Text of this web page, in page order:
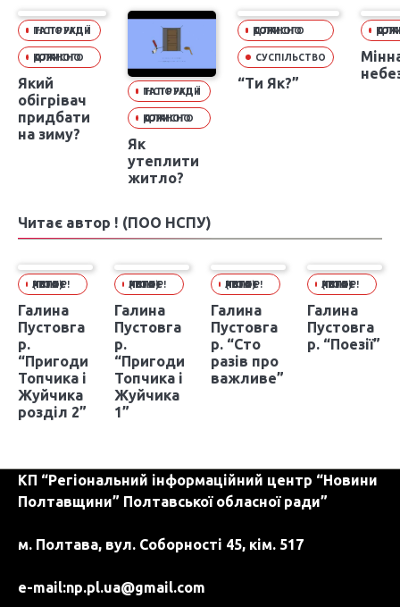
ІНСТРУКЦІЇ ТА ПОРАДИ
КОРИСНО ДЛЯ КОЖНОГО
Який
обігрівач
придбати
на зиму?
ІНСТРУКЦІЇ ТА ПОРАДИ
КОРИСНО ДЛЯ КОЖНОГО
Як
утеплити
житло?
КОРИСНО ДЛЯ КОЖНОГО
СУСПІЛЬСТВО
“Ти Як?”
КОРИСНО
Читає автор ! (ПОО НСПУ)
ЧИТАЄ АВТОР! (ПОО НСПУ)
Галина
Пустовга
р.
“Пригоди
Топчика і
Жуйчика
розділ 2”
ЧИТАЄ АВТОР! (ПОО НСПУ)
Галина
Пустовга
р.
“Пригоди
Топчика і
Жуйчика
1”
ЧИТАЄ АВТОР! (ПОО НСПУ)
Галина
Пустовга
р. “Сто
разів про
важливе”
ЧИТАЄ АВТОР! (ПОО НСПУ)
Галина
Пустовга
р. “Поезії”
КП “Регіональний інформаційний центр “Новини
Полтавщини” Полтавської обласної ради”
м. Полтава, вул. Соборності 45, кім. 517
e-mail:np.pl.ua@gmail.com